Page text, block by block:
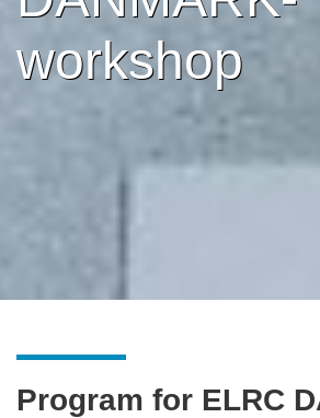
workshop
Program for ELRC